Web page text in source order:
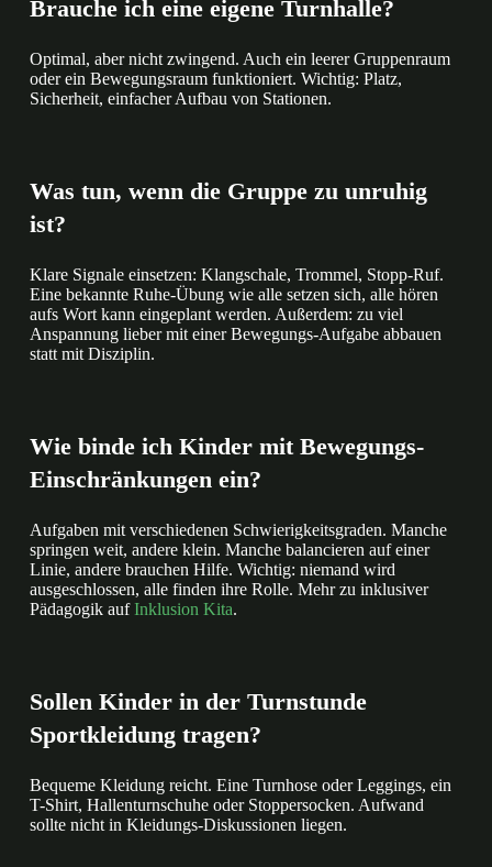
Brauche ich eine eigene Turnhalle?
Optimal, aber nicht zwingend. Auch ein leerer Gruppenraum
oder ein Bewegungsraum funktioniert. Wichtig: Platz,
Sicherheit, einfacher Aufbau von Stationen.
Was tun, wenn die Gruppe zu unruhig
ist?
Klare Signale einsetzen: Klangschale, Trommel, Stopp-Ruf.
Eine bekannte Ruhe-Übung wie alle setzen sich, alle hören
aufs Wort kann eingeplant werden. Außerdem: zu viel
Anspannung lieber mit einer Bewegungs-Aufgabe abbauen
statt mit Disziplin.
Wie binde ich Kinder mit Bewegungs-
Einschränkungen ein?
Aufgaben mit verschiedenen Schwierigkeitsgraden. Manche
springen weit, andere klein. Manche balancieren auf einer
Linie, andere brauchen Hilfe. Wichtig: niemand wird
ausgeschlossen, alle finden ihre Rolle. Mehr zu inklusiver
Pädagogik aufInklusion Kita.
Sollen Kinder in der Turnstunde
Sportkleidung tragen?
Bequeme Kleidung reicht. Eine Turnhose oder Leggings, ein
T-Shirt, Hallenturnschuhe oder Stoppersocken. Aufwand
sollte nicht in Kleidungs-Diskussionen liegen.